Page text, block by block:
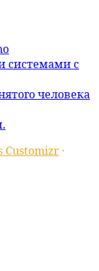
системами с
человека
Customizr ·